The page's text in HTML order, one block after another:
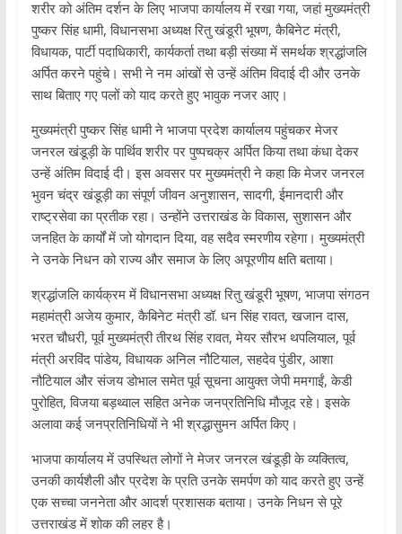
शरीर को अंतिम दर्शन के लिए भाजपा कार्यालय में रखा गया, जहां मुख्यमंत्री
पुष्कर सिंह धामी, विधानसभा अध्यक्ष रितु खंडूरी भूषण, कैबिनेट मंत्री,
विधायक, पार्टी पदाधिकारी, कार्यकर्ता तथा बड़ी संख्या में समर्थक श्रद्धांजलि
अर्पित करने पहुंचे। सभी ने नम आंखों से उन्हें अंतिम विदाई दी और उनके
साथ बिताए गए पलों को याद करते हुए भावुक नजर आए।
मुख्यमंत्री पुष्कर सिंह धामी ने भाजपा प्रदेश कार्यालय पहुंचकर मेजर
जनरल खंडूड़ी के पार्थिव शरीर पर पुष्पचक्र अर्पित किया तथा कंधा देकर
उन्हें अंतिम विदाई दी। इस अवसर पर मुख्यमंत्री ने कहा कि मेजर जनरल
भुवन चंद्र खंडूड़ी का संपूर्ण जीवन अनुशासन, सादगी, ईमानदारी और
राष्ट्रसेवा का प्रतीक रहा। उन्होंने उत्तराखंड के विकास, सुशासन और
जनहित के कार्यों में जो योगदान दिया, वह सदैव स्मरणीय रहेगा। मुख्यमंत्री
ने उनके निधन को राज्य और समाज के लिए अपूरणीय क्षति बताया।
श्रद्धांजलि कार्यक्रम में विधानसभा अध्यक्ष रितु खंडूरी भूषण, भाजपा संगठन
महामंत्री अजेय कुमार, कैबिनेट मंत्री डॉ. धन सिंह रावत, खजान दास,
भरत चौधरी, पूर्व मुख्यमंत्री तीरथ सिंह रावत, मेयर सौरभ थपलियाल, पूर्व
मंत्री अरविंद पांडेय, विधायक अनिल नौटियाल, सहदेव पुंडीर, आशा
नौटियाल और संजय डोभाल समेत पूर्व सूचना आयुक्त जेपी ममगाईं, केडी
पुरोहित, विजया बड़थ्वाल सहित अनेक जनप्रतिनिधि मौजूद रहे। इसके
अलावा कई जनप्रतिनिधियों ने भी श्रद्धासुमन अर्पित किए।
भाजपा कार्यालय में उपस्थित लोगों ने मेजर जनरल खंडूड़ी के व्यक्तित्व,
उनकी कार्यशैली और प्रदेश के प्रति उनके समर्पण को याद करते हुए उन्हें
एक सच्चा जननेता और आदर्श प्रशासक बताया। उनके निधन से पूरे
उत्तराखंड में शोक की लहर है।